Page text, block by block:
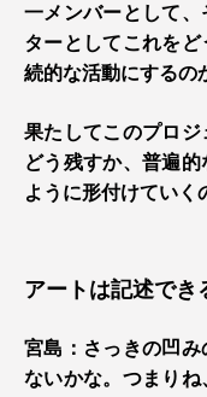
一メンバーとして
ターとしてこれを
続的な活動にするの
果たしてこのプロジ
どう残すか、普遍
ように形付けていく
アートは記述でき
宮島：さっきの凹
ないかな。つまり